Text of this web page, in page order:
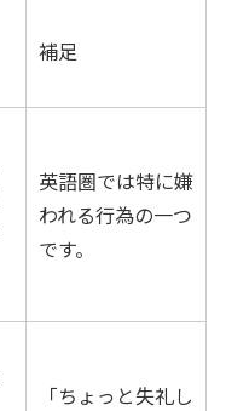
補足
英語圏では特に嫌
われる行為の一つ
です。
「ちょっと失礼し